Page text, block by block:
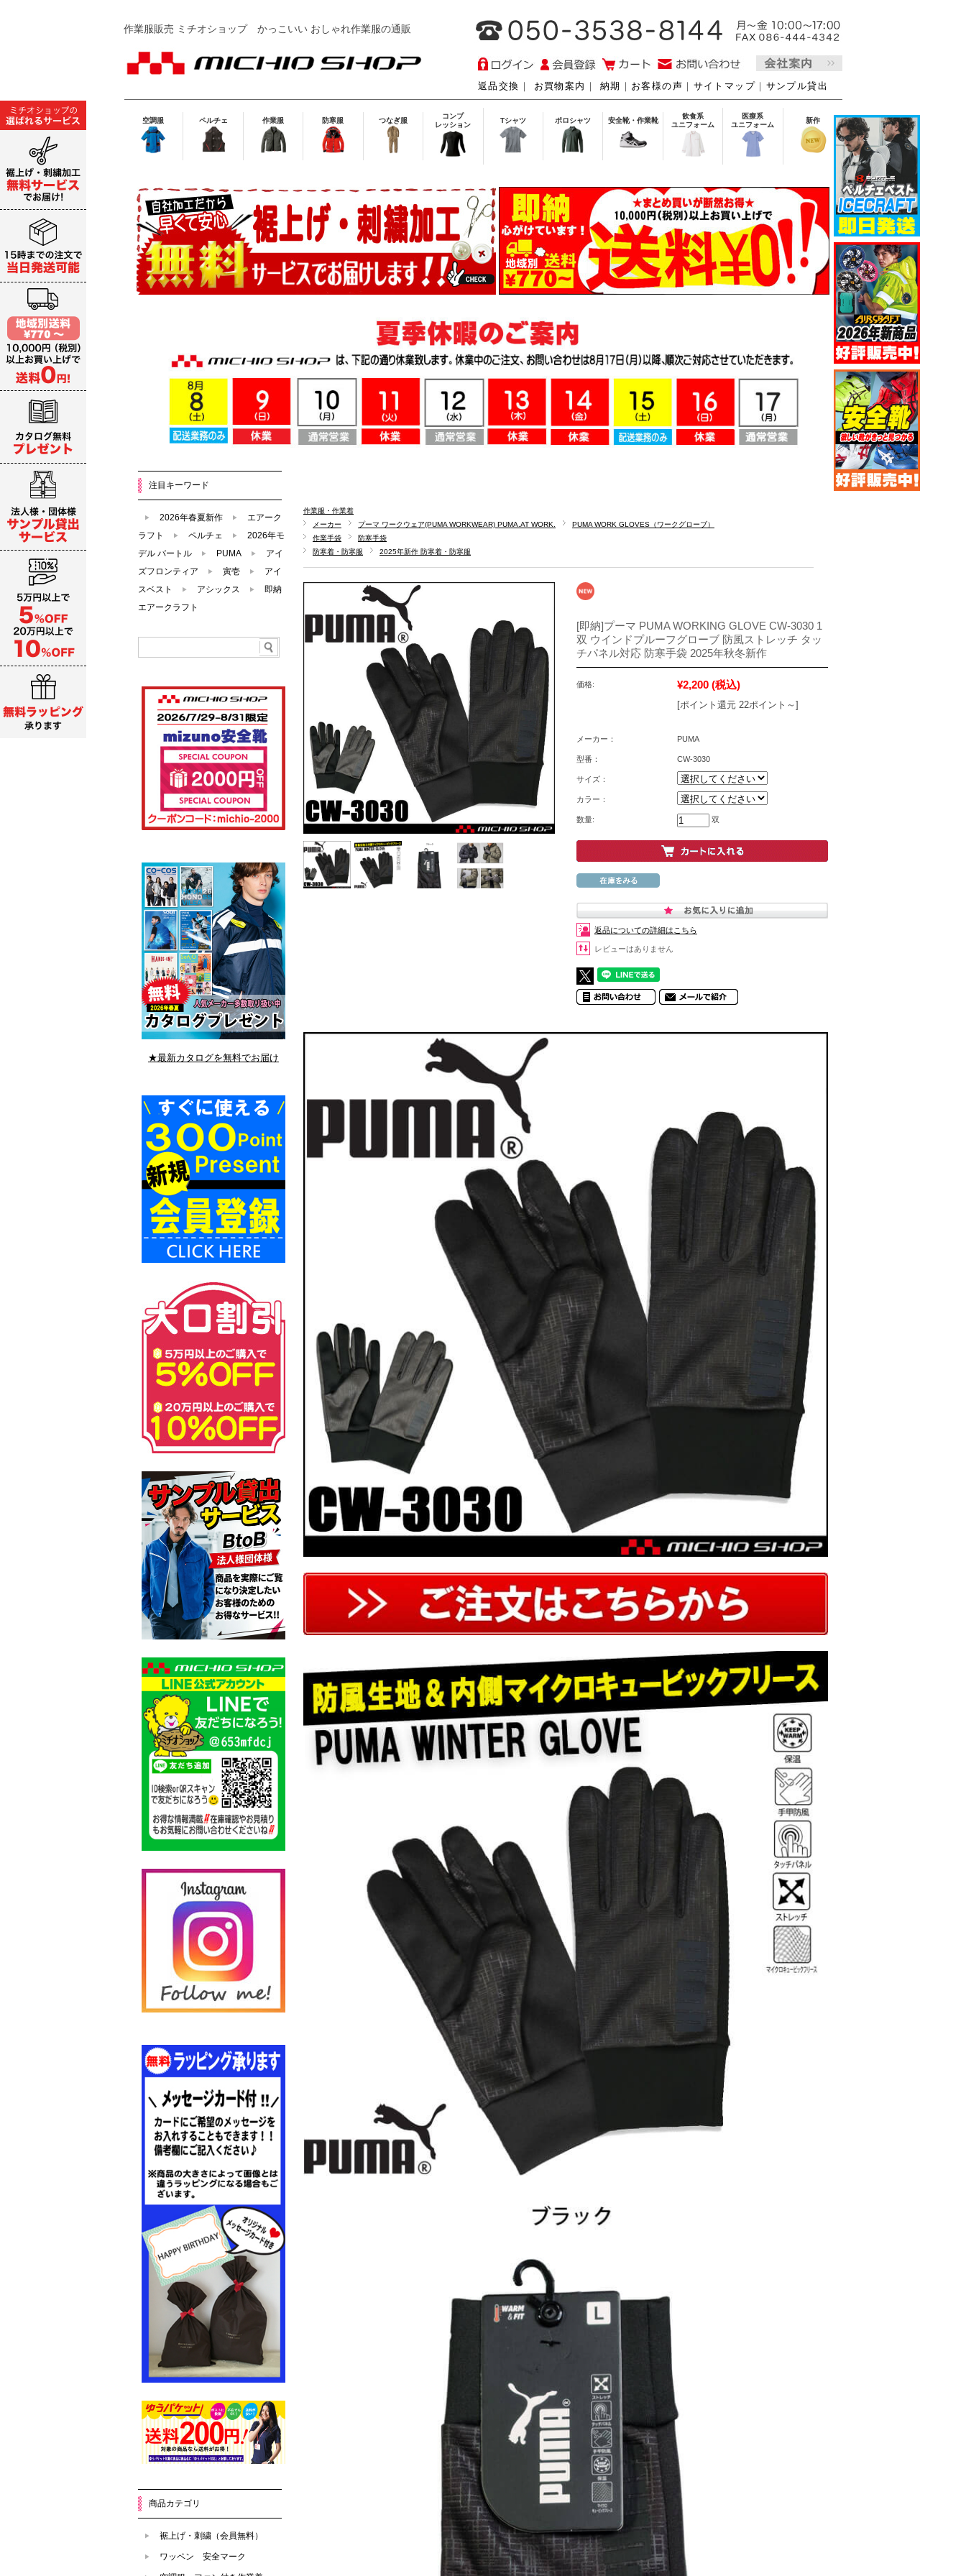
作業服販売 ミチオショップかっこいい おしゃれ作業服の通販
返品交換 ｜ お買物案内 ｜ 納期 ｜ お客様の声 ｜ サイトマップ ｜ サンプル貸出
空調服 ペルチェ 作業服 防寒服 つなぎ服
コンプ
レッション
Tシャツ ポロシャツ 安全靴・作業靴
飲食系
ユニフォーム
医療系
ユニフォーム
新作
作業服・作業着
メーカー
プーマ ワークウェア(PUMA WORKWEAR) PUMA.AT WORK.
PUMA WORK GLOVES（ワークグローブ）
作業手袋
防寒手袋
防寒着・防寒服
2025年新作 防寒着・防寒服
[即納]プーマ PUMA WORKING GLOVE CW-3030 1
双 ウインドプルーフグローブ 防風ストレッチ タッ
チパネル対応 防寒手袋 2025年秋冬新作
価格: ¥2,200 (税込)
[ポイント還元 22ポイント～]
メーカー： PUMA
型番： CW-3030
サイズ：
カラー：
数量: 双
返品についての詳細はこちら
レビューはありません
注目キーワード
2026年春夏新作
エアーク
ラフト
ペルチェ
2026年モ
デル バートル
PUMA
アイ
ズフロンティア
寅壱
アイ
スベスト
アシックス
即納
エアークラフト
★最新カタログを無料でお届け
商品カテゴリ
裾上げ・刺繍（会員無料）
ワッペン 安全マーク